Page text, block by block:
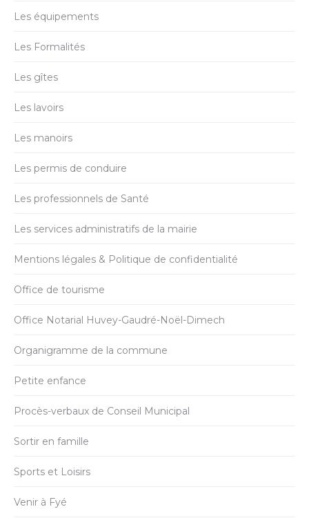
Les équipements
Les Formalités
Les gîtes
Les lavoirs
Les manoirs
Les permis de conduire
Les professionnels de Santé
Les services administratifs de la mairie
Mentions légales & Politique de confidentialité
Office de tourisme
Office Notarial Huvey-Gaudré-Noël-Dimech
Organigramme de la commune
Petite enfance
Procès-verbaux de Conseil Municipal
Sortir en famille
Sports et Loisirs
Venir à Fyé